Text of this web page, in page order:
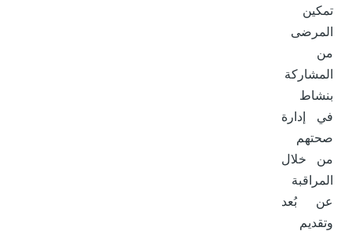
تمكين
المرضى
من
المشاركة
بنشاط
في إدارة
صحتهم
من خلال
المراقبة
عن بُعد
وتقديم